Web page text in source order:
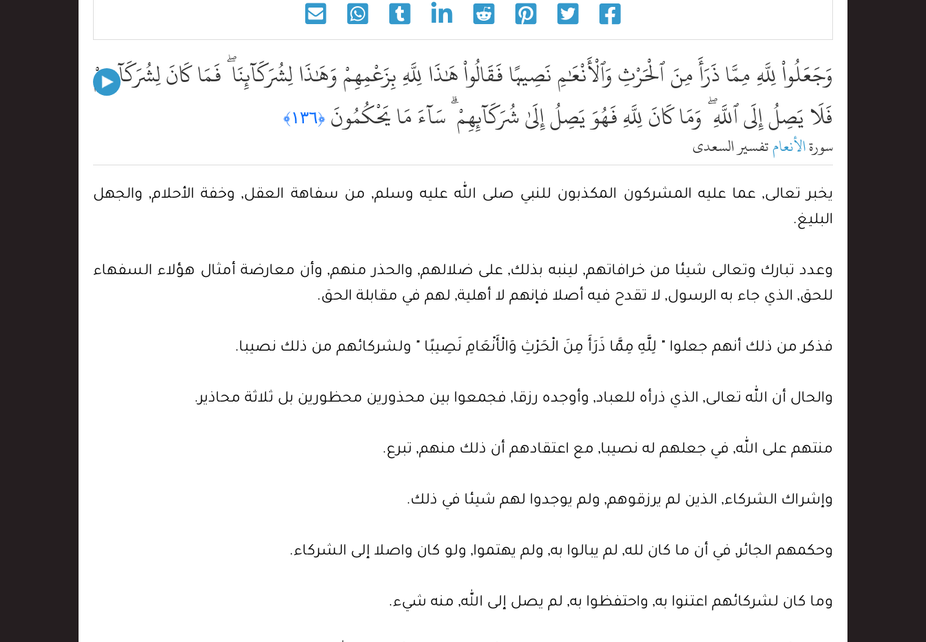
وَجَعَلُواْ لِلَّهِ مِمَّا ذَرَأَ مِنَ ٱلْحَرْثِ وَٱلْأَنْعَٰمِ نَصِيبًۭا فَقَالُواْ هَٰذَا لِلَّهِ بِزَعْمِهِمْ وَهَٰذَا لِشُرَكَآئِنَا ۖ فَمَا كَانَ لِشُرَكَآئِهِمْ
فَلَا يَصِلُ إِلَى ٱللَّهِ ۖ وَمَا كَانَ لِلَّهِ فَهُوَ يَصِلُ إِلَىٰ شُرَكَآئِهِمْ ۗ سَآءَ مَا يَحْكُمُونَ ﴿١٣٦﴾
سورةالأنعامتفسير السعدي
يخبر تعالى, عما عليه المشركون المكذبون للنبي صلى الله عليه وسلم, من سفاهة العقل, وخفة الأحلام, والجهل
البليغ.
وعدد تبارك وتعالى شيئا من خرافاتهم, لينبه بذلك, على ضلالهم, والحذر منهم, وأن معارضة أمثال هؤلاء السفهاء
للحق, الذي جاء به الرسول, لا تقدح فيه أصلا فإنهم لا أهلية, لهم في مقابلة الحق.
فذكر من ذلك أنهم جعلوا " لِلَّهِ مِمَّا ذَرَأَ مِنَ الْحَرْثِ وَالْأَنْعَامِ نَصِيبًا " ولشركائهم من ذلك نصيبا.
والحال أن الله تعالى, الذي ذرأه للعباد, وأوجده رزقا, فجمعوا بين محذورين محظورين بل ثلاثة محاذير.
منتهم على الله, في جعلهم له نصيبا, مع اعتقادهم أن ذلك منهم, تبرع.
وإشراك الشركاء, الذين لم يرزقوهم, ولم يوجدوا لهم شيئا في ذلك.
وحكمهم الجائر, في أن ما كان لله, لم يبالوا به, ولم يهتموا, ولو كان واصلا إلى الشركاء.
وما كان لشركائهم اعتنوا به, واحتفظوا به, لم يصل إلى الله, منه شيء.